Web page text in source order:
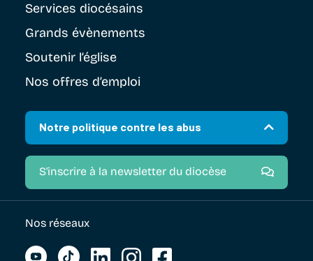
Services diocésains
Grands évènements
Soutenir l’église
Nos offres d’emploi
Notre politique contre les abus
S'inscrire à la newsletter du diocèse
Nos réseaux